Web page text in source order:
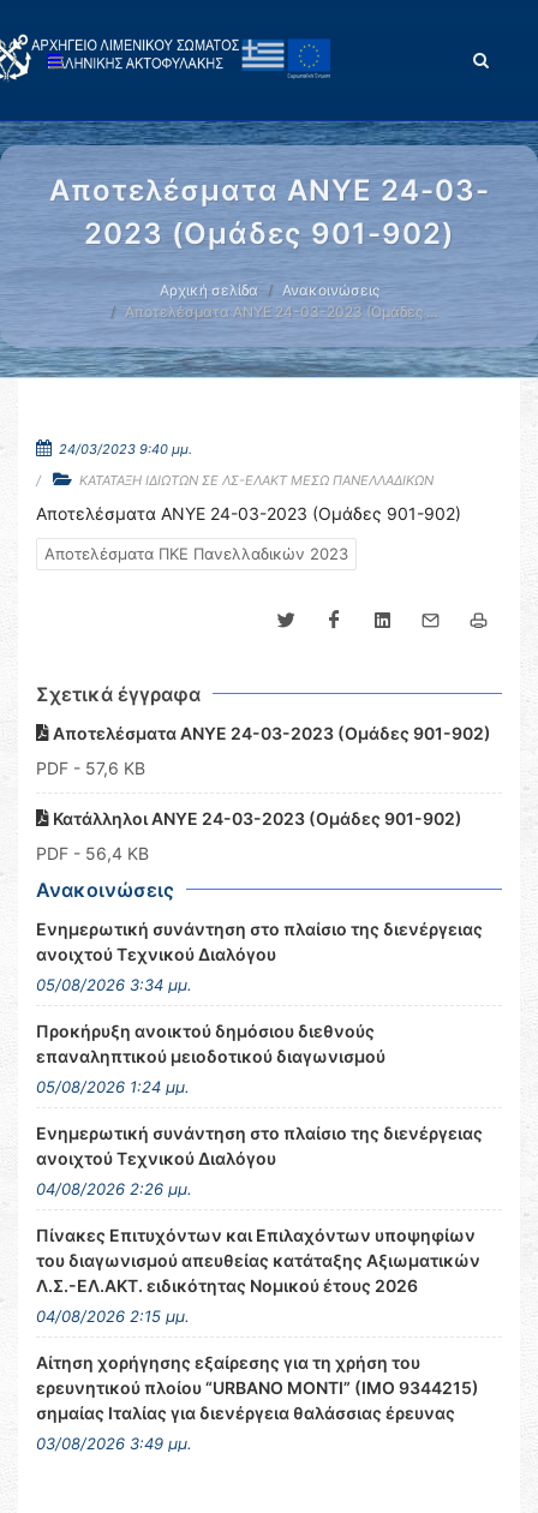
Αποτελέσματα ΑΝΥΕ 24-03-
2023 (Ομάδες 901-902)
Αρχική σελίδα
Ανακοινώσεις
Αποτελέσματα ΑΝΥΕ 24-03-2023 (Ομάδες …
24/03/2023 9:40 μμ.
ΚΑΤΑΤΑΞΗ ΙΔΙΩΤΩΝ ΣΕ ΛΣ-ΕΛΑΚΤ ΜΕΣΩ ΠΑΝΕΛΛΑΔΙΚΩΝ
Αποτελέσματα ΑΝΥΕ 24-03-2023 (Ομάδες 901-902)
Αποτελέσματα ΠΚΕ Πανελλαδικών 2023
Σχετικά έγγραφα
Αποτελέσματα ΑΝΥΕ 24-03-2023 (Ομάδες 901-902)
PDF - 57,6 KB
Κατάλληλοι ΑΝΥΕ 24-03-2023 (Ομάδες 901-902)
PDF - 56,4 KB
Ανακοινώσεις
Ενημερωτική συνάντηση στο πλαίσιο της διενέργειας
ανοιχτού Τεχνικού Διαλόγου
05/08/2026 3:34 μμ.
Προκήρυξη ανοικτού δημόσιου διεθνούς
επαναληπτικού μειοδοτικού διαγωνισμού
05/08/2026 1:24 μμ.
Ενημερωτική συνάντηση στο πλαίσιο της διενέργειας
ανοιχτού Τεχνικού Διαλόγου
04/08/2026 2:26 μμ.
Πίνακες Επιτυχόντων και Επιλαχόντων υποψηφίων
του διαγωνισμού απευθείας κατάταξης Αξιωματικών
Λ.Σ.-ΕΛ.ΑΚΤ. ειδικότητας Νομικού έτους 2026
04/08/2026 2:15 μμ.
Αίτηση χορήγησης εξαίρεσης για τη χρήση του
ερευνητικού πλοίου “URBANO MONTI” (IMO 9344215)
σημαίας Ιταλίας για διενέργεια θαλάσσιας έρευνας
03/08/2026 3:49 μμ.